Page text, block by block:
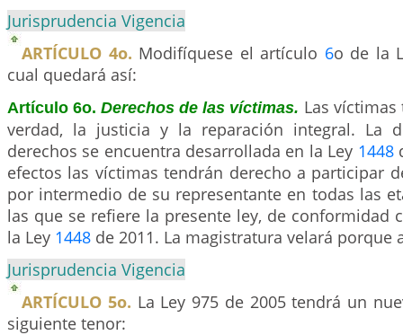
Jurisprudencia Vigencia
ARTÍCULO 4o. Modifíquese el artículo 6o de la
cual quedará así:
Artículo 6o.Derechos de las víctimas. Las
verdad, la justicia y la reparación integral. La
derechos se encuentra desarrollada en la Ley 1448
efectos las víctimas tendrán derecho a participar
por intermedio de su representante en todas las
las que se refiere la presente ley, de conformidad
la Ley 1448 de 2011. La magistratura velará porque
Jurisprudencia Vigencia
ARTÍCULO 5o. La Ley 975 de 2005 tendrá un
siguiente tenor: